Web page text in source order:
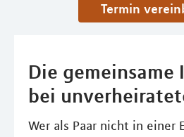
Termin
Die gemeinsame
bei
Wer als Paar nicht in einer